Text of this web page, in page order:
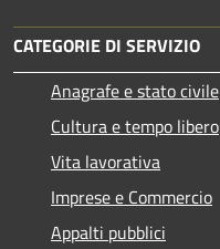
CATEGORIE DI SERVIZIO
Anagrafe e stato civile
Cultura e tempo libero
Vita lavorativa
Imprese e Commercio
Appalti pubblici